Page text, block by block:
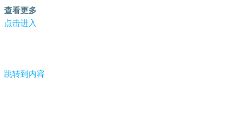
查看更多
点击进入
跳转到内容